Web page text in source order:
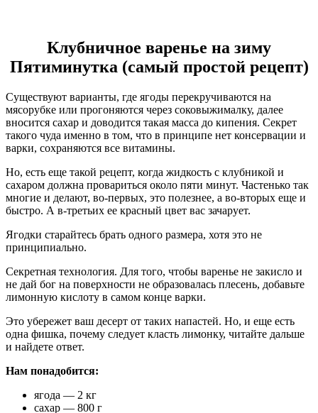
Клубничное варенье на зиму
Пятиминутка (самый простой рецепт)
Существуют варианты, где ягоды перекручиваются на
мясорубке или прогоняются через соковыжималку, далее
вносится сахар и доводится такая масса до кипения. Секрет
такого чуда именно в том, что в принципе нет консервации и
варки, сохраняются все витамины.
Но, есть еще такой рецепт, когда жидкость с клубникой и
сахаром должна провариться около пяти минут. Частенько так
многие и делают, во-первых, это полезнее, а во-вторых еще и
быстро. А в-третьих ее красный цвет вас зачарует.
Ягодки старайтесь брать одного размера, хотя это не
принципиально.
Секретная технология. Для того, чтобы варенье не закисло и
не дай бог на поверхности не образовалась плесень, добавьте
лимонную кислоту в самом конце варки.
Это убережет ваш десерт от таких напастей. Но, и еще есть
одна фишка, почему следует класть лимонку, читайте дальше
и найдете ответ.
Нам понадобится:
ягода — 2 кг
сахар — 800 г